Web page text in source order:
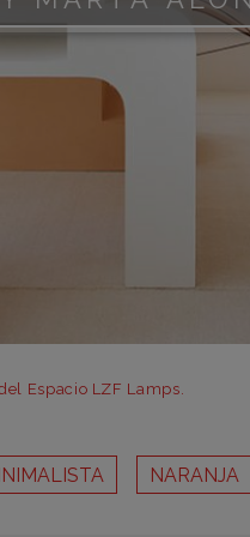
Espacio LZF Lamps.
NARANJA